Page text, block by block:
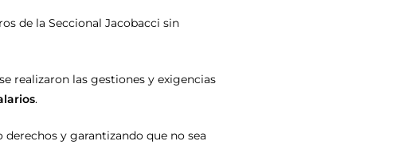
de la Seccional Jacobacci sin
realizaron las gestiones y exigencias
.
derechos y garantizando que no sea